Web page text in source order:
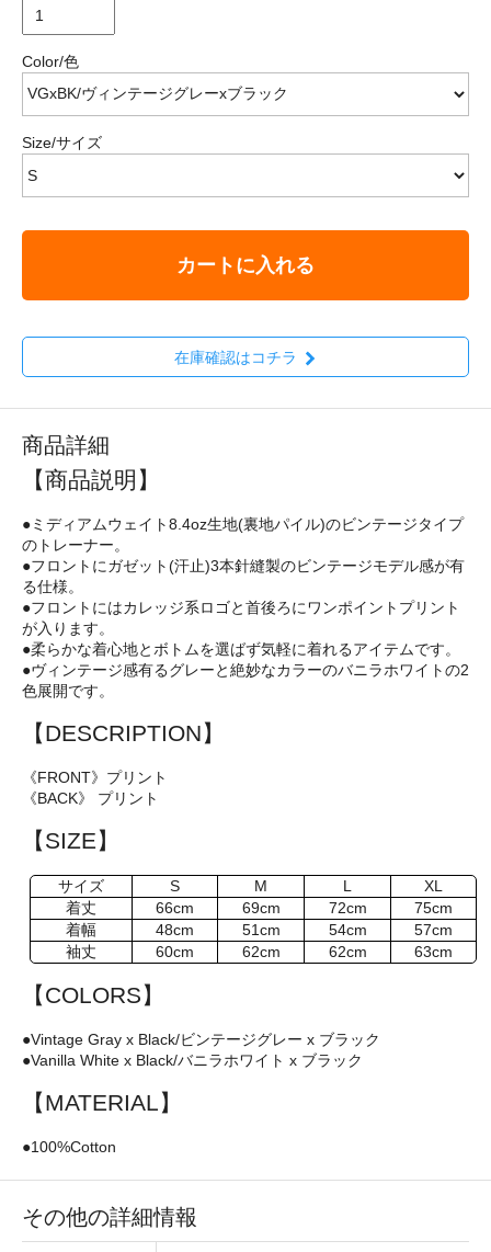
Color/色
Size/サイズ
カートに入れる
在庫確認はコチラ
商品詳細
【商品説明】
●ミディアムウェイト8.4oz生地(裏地パイル)のビンテージタイプ
のトレーナー。
●フロントにガゼット(汗止)3本針縫製のビンテージモデル感が有
る仕様。
●フロントにはカレッジ系ロゴと首後ろにワンポイントプリント
が入ります。
●柔らかな着心地とボトムを選ばず気軽に着れるアイテムです。
●ヴィンテージ感有るグレーと絶妙なカラーのバニラホワイトの2
色展開です。
【DESCRIPTION】
《FRONT》プリント
《BACK》 プリント
【SIZE】
サイズ S M L
XL
着丈
66cm 69cm 72cm
75cm
着幅
48cm 51cm 54cm
57cm
袖丈
60cm 62cm 62cm 63cm
【COLORS】
●Vintage Gray x Black/ビンテージグレー x ブラック
●Vanilla White x Black/バニラホワイト x ブラック
【MATERIAL】
●100%Cotton
その他の詳細情報